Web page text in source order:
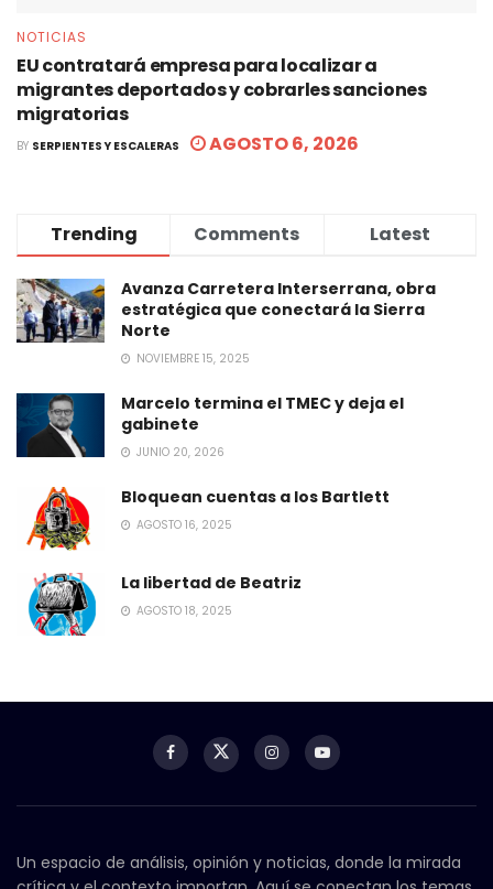
NOTICIAS
EU contratará empresa para localizar a
migrantes deportados y cobrarles sanciones
migratorias
BY SERPIENTES Y ESCALERAS AGOSTO 6, 2026
Trending Comments Latest
Avanza Carretera Interserrana, obra
estratégica que conectará la Sierra
Norte
NOVIEMBRE 15, 2025
Marcelo termina el TMEC y deja el
gabinete
JUNIO 20, 2026
Bloquean cuentas a los Bartlett
AGOSTO 16, 2025
La libertad de Beatriz
AGOSTO 18, 2025
Un espacio de análisis, opinión y noticias, donde la mirada